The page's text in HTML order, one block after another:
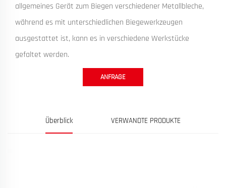
allgemeines Gerät zum Biegen verschiedener Metallbleche,
während es mit unterschiedlichen Biegewerkzeugen
ausgestattet ist, kann es in verschiedene Werkstücke
gefaltet werden.
ANFRAGE
Überblick VERWANDTE PRODUKTE